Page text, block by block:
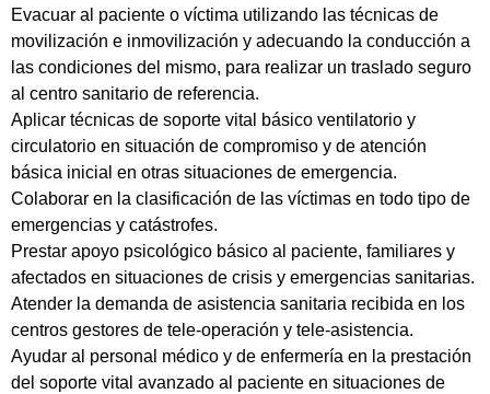
Evacuar al paciente o víctima utilizando las técnicas de
movilización e inmovilización y adecuando la conducción a
las condiciones del mismo, para realizar un traslado seguro
al centro sanitario de referencia.
Aplicar técnicas de soporte vital básico ventilatorio y
circulatorio en situación de compromiso y de atención
básica inicial en otras situaciones de emergencia.
Colaborar en la clasificación de las víctimas en todo tipo de
emergencias y catástrofes.
Prestar apoyo psicológico básico al paciente, familiares y
afectados en situaciones de crisis y emergencias sanitarias.
Atender la demanda de asistencia sanitaria recibida en los
centros gestores de tele-operación y tele-asistencia.
Ayudar al personal médico y de enfermería en la prestación
del soporte vital avanzado al paciente en situaciones de